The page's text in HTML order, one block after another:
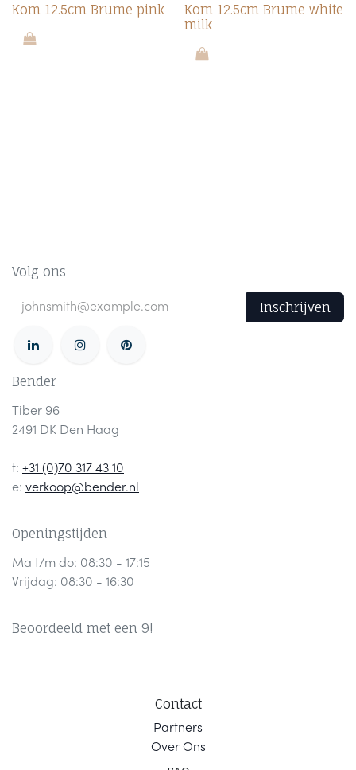
Kom 12.5cm Brume pink
Kom 12.5cm Brume white
milk
Volg ons
Inschrijven
Bender
Tiber 96
2491 DK Den Haag
t: +31 (0)70 317 43 10
e: verkoop@bender.nl
Openingstijden
Ma t/m do: 08:30 - 17:15
Vrijdag: 08:30 - 16:30
Beoordeeld met een 9!
Contact
Partners
Over Ons